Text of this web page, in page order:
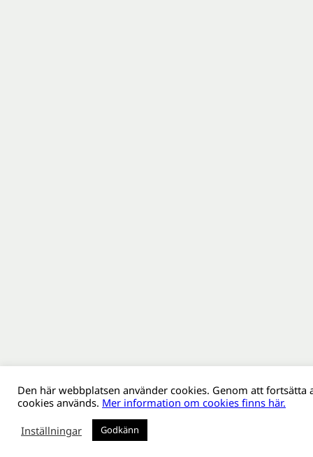
Den här webbplatsen använder cookies. Genom att
cookies används. Mer information om cookies finns här.
Inställningar
Godkänn